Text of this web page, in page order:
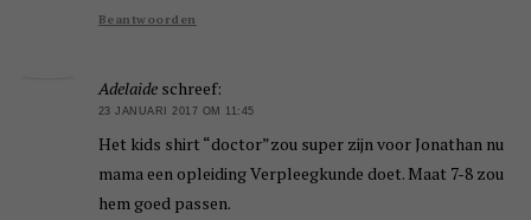
Beantwoorden
Adelaide schreef:
23 JANUARI 2017 OM 11:45
Het kids shirt “doctor”zou super zijn voor Jonathan nu
mama een opleiding Verpleegkunde doet. Maat 7-8 zou
hem goed passen.